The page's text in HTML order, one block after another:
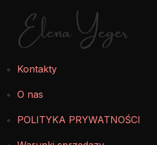
Elena Yeger
Kontakty
O nas
POLITYKA PRYWATNOŚCI